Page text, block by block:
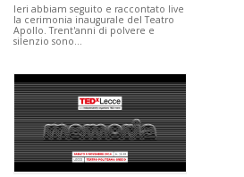
Ieri abbiam seguito e raccontato live
la cerimonia inaugurale del Teatro
Apollo. Trent'anni di polvere e
silenzio sono…